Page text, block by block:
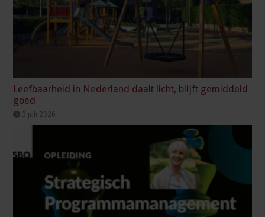
Leefbaarheid in Nederland daalt licht, blijft gemiddeld
goed
3 juli 2026